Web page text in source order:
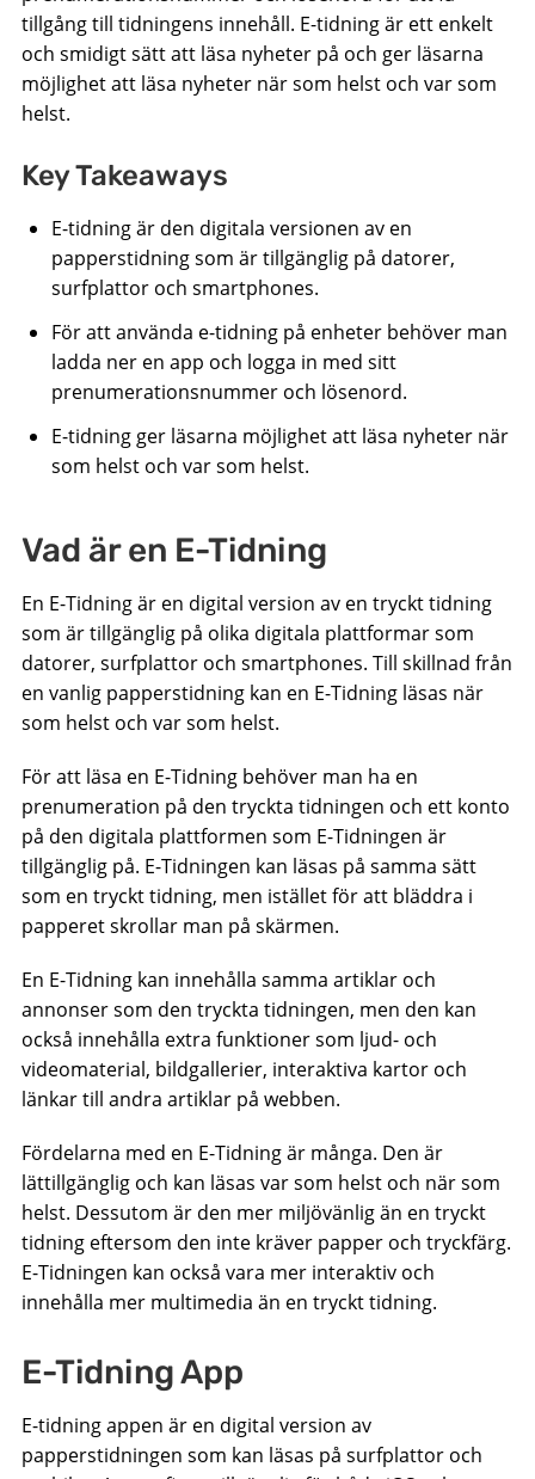
tillgång till tidningens innehåll. E-tidning är ett enkelt
och smidigt sätt att läsa nyheter på och ger läsarna
möjlighet att läsa nyheter när som helst och var som
helst.
Key Takeaways
E-tidning är den digitala versionen av en
papperstidning som är tillgänglig på datorer,
surfplattor och smartphones.
För att använda e-tidning på enheter behöver man
ladda ner en app och logga in med sitt
prenumerationsnummer och lösenord.
E-tidning ger läsarna möjlighet att läsa nyheter när
som helst och var som helst.
Vad är en E-Tidning
En E-Tidning är en digital version av en tryckt tidning
som är tillgänglig på olika digitala plattformar som
datorer, surfplattor och smartphones. Till skillnad från
en vanlig papperstidning kan en E-Tidning läsas när
som helst och var som helst.
För att läsa en E-Tidning behöver man ha en
prenumeration på den tryckta tidningen och ett konto
på den digitala plattformen som E-Tidningen är
tillgänglig på. E-Tidningen kan läsas på samma sätt
som en tryckt tidning, men istället för att bläddra i
papperet skrollar man på skärmen.
En E-Tidning kan innehålla samma artiklar och
annonser som den tryckta tidningen, men den kan
också innehålla extra funktioner som ljud- och
videomaterial, bildgallerier, interaktiva kartor och
länkar till andra artiklar på webben.
Fördelarna med en E-Tidning är många. Den är
lättillgänglig och kan läsas var som helst och när som
helst. Dessutom är den mer miljövänlig än en tryckt
tidning eftersom den inte kräver papper och tryckfärg.
E-Tidningen kan också vara mer interaktiv och
innehålla mer multimedia än en tryckt tidning.
E-Tidning App
E-tidning appen är en digital version av
papperstidningen som kan läsas på surfplattor och